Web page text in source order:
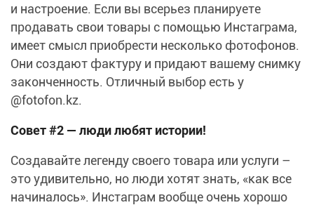
и настроение. Если вы всерьез планируете
продавать свои товары с помощью Инстаграма,
имеет смысл приобрести несколько фотофонов.
Они создают фактуру и придают вашему снимку
законченность. Отличный выбор есть у
@fotofon.kz.
Совет #2 — люди любят истории!
Создавайте легенду своего товара или услуги –
это удивительно, но люди хотят знать, «как все
начиналось». Инстаграм вообще очень хорошо